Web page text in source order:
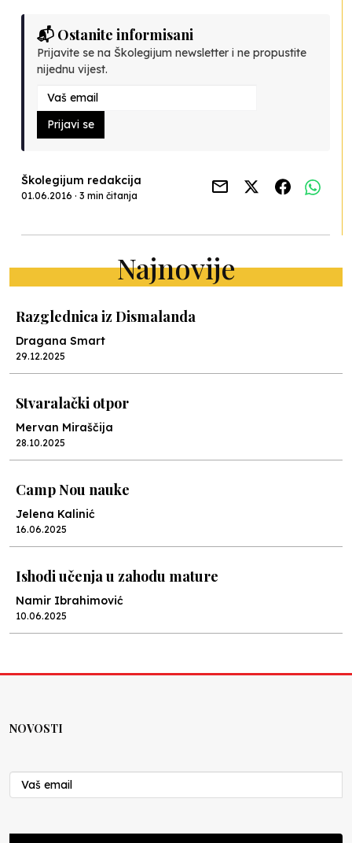
📬 Ostanite informisani
Prijavite se na Školegijum newsletter i ne propustite
nijednu vijest.
Prijavi se
Školegijum redakcija
01.06.2016 · 3 min čitanja
Najnovije
Razglednica iz Dismalanda
Dragana Smart
29.12.2025
Stvaralački otpor
Mervan Miraščija
28.10.2025
Camp Nou nauke
Jelena Kalinić
16.06.2025
Ishodi učenja u zahodu mature
Namir Ibrahimović
10.06.2025
Nenad Veličković
29.10.2024
Cuke i djeca
NOVOSTI